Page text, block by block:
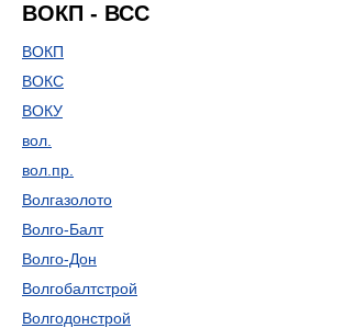
ВОКП - ВСС
ВОКП
ВОКС
ВОКУ
вол.
вол.пр.
Волгазолото
Волго-Балт
Волго-Дон
Волгобалтстрой
Волгодонстрой